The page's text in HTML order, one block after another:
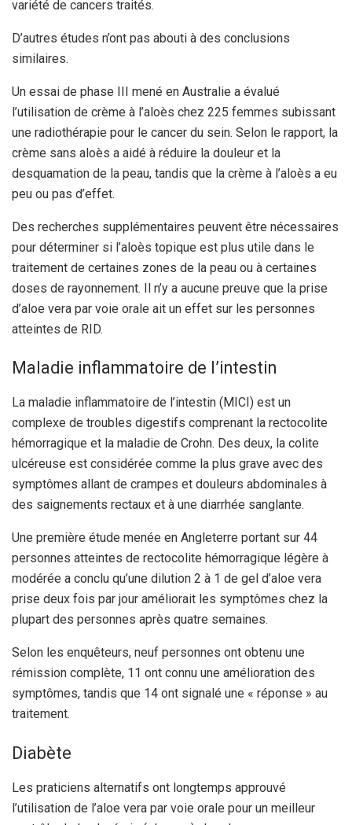
variété de cancers traités.
D’autres études n’ont pas abouti à des conclusions
similaires.
Un essai de phase III mené en Australie a évalué
l’utilisation de crème à l’aloès chez 225 femmes subissant
une radiothérapie pour le cancer du sein. Selon le rapport, la
crème sans aloès a aidé à réduire la douleur et la
desquamation de la peau, tandis que la crème à l’aloès a eu
peu ou pas d’effet.
Des recherches supplémentaires peuvent être nécessaires
pour déterminer si l’aloès topique est plus utile dans le
traitement de certaines zones de la peau ou à certaines
doses de rayonnement. Il n’y a aucune preuve que la prise
d’aloe vera par voie orale ait un effet sur les personnes
atteintes de RID.
Maladie inflammatoire de l’intestin
La maladie inflammatoire de l’intestin (MICI) est un
complexe de troubles digestifs comprenant la rectocolite
hémorragique et la maladie de Crohn. Des deux, la colite
ulcéreuse est considérée comme la plus grave avec des
symptômes allant de crampes et douleurs abdominales à
des saignements rectaux et à une diarrhée sanglante.
Une première étude menée en Angleterre portant sur 44
personnes atteintes de rectocolite hémorragique légère à
modérée a conclu qu’une dilution 2 à 1 de gel d’aloe vera
prise deux fois par jour améliorait les symptômes chez la
plupart des personnes après quatre semaines.
Selon les enquêteurs, neuf personnes ont obtenu une
rémission complète, 11 ont connu une amélioration des
symptômes, tandis que 14 ont signalé une « réponse » au
traitement.
Diabète
Les praticiens alternatifs ont longtemps approuvé
l’utilisation de l’aloe vera par voie orale pour un meilleur